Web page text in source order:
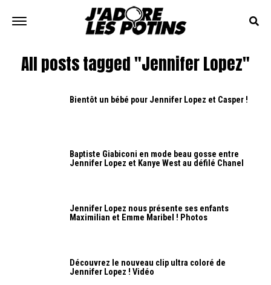
All posts tagged "Jennifer Lopez"
Bientôt un bébé pour Jennifer Lopez et Casper !
Baptiste Giabiconi en mode beau gosse entre
Jennifer Lopez et Kanye West au défilé Chanel
Jennifer Lopez nous présente ses enfants
Maximilian et Emme Maribel ! Photos
Découvrez le nouveau clip ultra coloré de
Jennifer Lopez ! Vidéo